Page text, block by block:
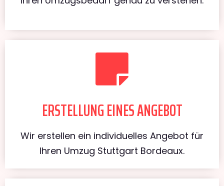
ERSTELLUNG EINES ANGEBOT
Wir erstellen ein individuelles Angebot für
Ihren Umzug Stuttgart Bordeaux.